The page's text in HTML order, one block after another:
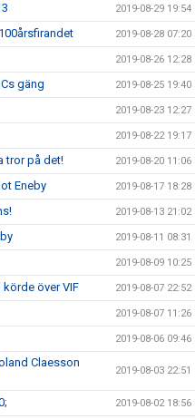
2019-08-29 19:54
2019-08-28 07:20
2019-08-26 12:28
gäng 2019-08-25 19:40
2019-08-23 12:27
2019-08-22 19:17
tror på det! 2019-08-20 11:06
Eneby 2019-08-17 18:28
2019-08-13 21:02
2019-08-11 08:31
2019-08-09 10:25
körde över VIF 2019-08-07 22:52
2019-08-07 11:26
2019-08-06 09:46
Claesson
2019-08-03 22:51
2019-08-02 18:56